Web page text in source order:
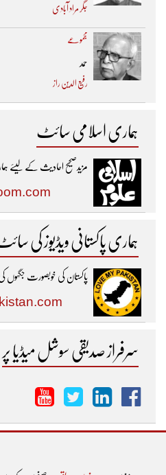
جگر مراد آبادی
مجموعے
حمد
رفیع الدین راز
ہماری اسلامی سائٹ
مزیدصحیح احادیث کے لیئے
ہماری پاکستانی ویڈیوز کی
پاکستان کی خوبصورت جگہوں
سرفراز صدیقی سوشل میڈیا پر